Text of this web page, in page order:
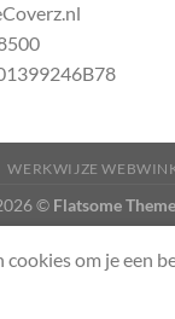
WERKWIJZE
© Flatsome Theme
cookies om je een